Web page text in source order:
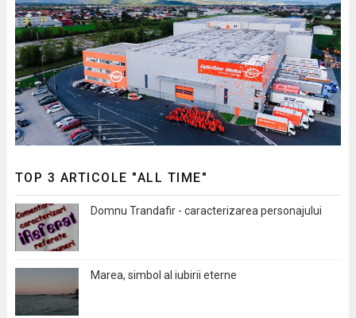
TOP 3 ARTICOLE "ALL TIME"
Domnu Trandafir - caracterizarea personajului
Marea, simbol al iubirii eterne